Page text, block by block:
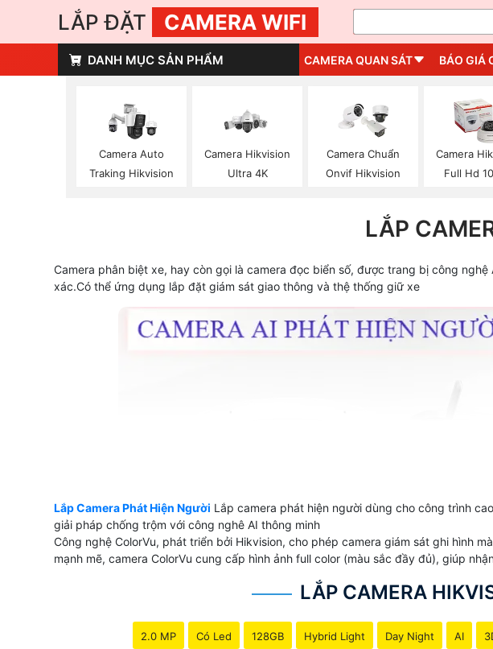
LẮP ĐẶT CAMERA WIFI
DANH MỤC SẢN PHẨM CAMERA QUAN SÁT BÁO GIÁ
Camera Auto
Traking Hikvision
Camera Hikvision
Ultra 4K
Camera Chuẩn
Onvif Hikvision
Camera
Full Hd
LẮP
Camera phân biệt xe, hay còn gọi là camera đọc biển số, được trang bị công
xác.Có thể ứng dụng lắp đặt giám sát giao thông và thệ thống giữ xe
Lắp Camera Phát Hiện Người Lắp camera phát hiện người dùng cho công trình
giải pháp chống trộm với công nghê AI thông minh
Công nghệ ColorVu, phát triển bởi Hikvision, cho phép camera giám sát ghi hình
mạnh mẽ, camera ColorVu cung cấp hình ảnh full color (màu sắc đầy đủ), giúp
LẮP CAMERA
2.0 MP Có Led 128GB Hybrid Light Day Night AI